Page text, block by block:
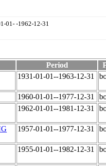
01- -1962-12-31
Period
1931-01-01--1963-12-31
1960-01-01--1977-12-31
1962-01-01--1981-12-31
1957-01-01--1977-12-31
1955-01-01--1982-12-31